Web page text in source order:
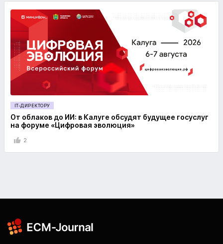
IT-ДИРЕКТОРУ
От облаков до ИИ: в Калуге обсудят будущее госуслуг
на форуме «Цифровая эволюция»
2